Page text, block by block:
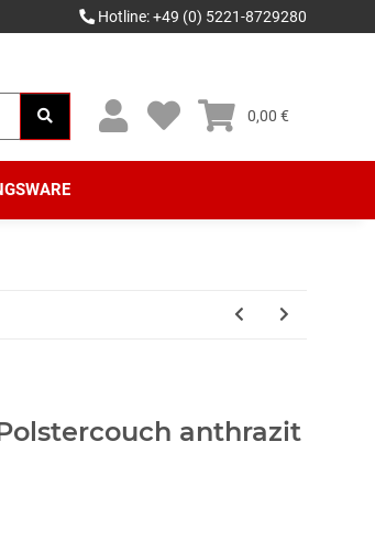
Hotline: +49 (0) 5221-8729280
0,00 €
anthrazit